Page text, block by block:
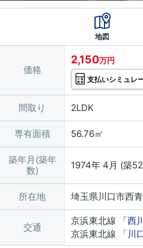
地図
価格
2,150万円
支払いシミュレ
間取り 2LDK
専有面積 56.76㎡
築年月(築年
数)
1974年 4月 (築
所在地 埼玉県川口市西
交通
京浜東北線 「西
京浜東北線 「川